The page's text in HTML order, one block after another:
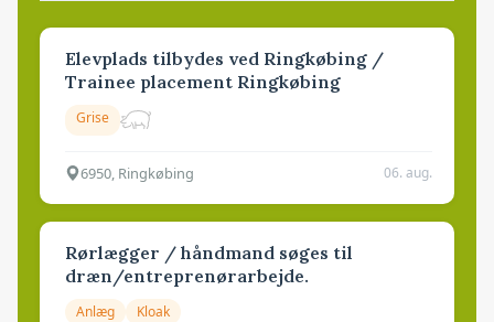
Elevplads tilbydes ved Ringkøbing /
Trainee placement Ringkøbing
Grise
6950, Ringkøbing 06. aug.
Rørlægger / håndmand søges til
dræn/entreprenørarbejde.
Anlæg Kloak